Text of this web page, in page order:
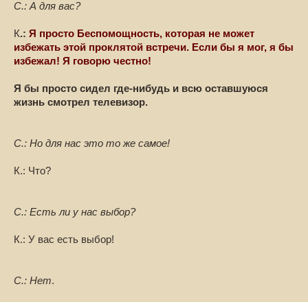
С.: А для вас?
К.: Я просто Беспомощность, которая не может
избежать этой проклятой встречи. Если бы я мог, я бы
избежал! Я говорю честно!
Я бы просто сидел где-нибудь и всю оставшуюся
жизнь смотрел телевизор.
С.: Но для нас это то же самое!
К.: Что?
С.: Есть ли у нас выбор?
К.: У вас есть выбор!
С.: Нет.